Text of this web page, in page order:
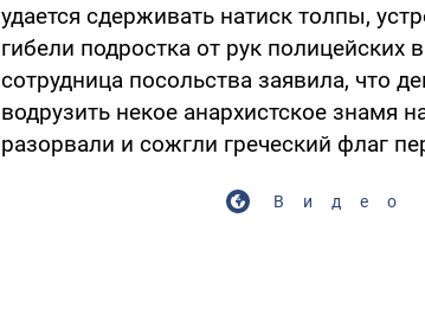
удается сдерживать натиск толпы,
гибели подростка от рук полицейских
сотрудница посольства заявила, что
водрузить некое анархистское знамя
разорвали и сожгли греческий флаг
Видео